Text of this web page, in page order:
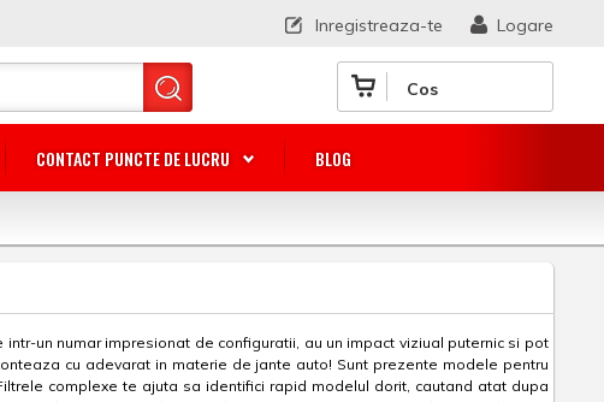
Cos
CONTACT PUNCTE DE LUCRU BLOG
Logare
Inregistreaza-te
un numar impresionat de configuratii, au un impact viziual puternic si pot
cu adevarat in materie de jante auto! Sunt prezente modele pentru
complexe te ajuta sa identifici rapid modelul dorit, cautand atat dupa